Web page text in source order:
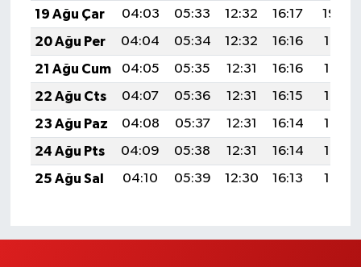
19 Ağu Çar
04:03 05:33 12:32 16:17
19:20
20 Ağu Per
04:04 05:34 12:32 16:16
19:19
21 Ağu Cum
04:05 05:35 12:31 16:16
19:18
22 Ağu Cts
04:07 05:36 12:31 16:15
19:16
23 Ağu Paz
04:08 05:37 12:31 16:14
19:15
24 Ağu Pts
04:09 05:38 12:31 16:14
19:13
25 Ağu Sal
04:10 05:39 12:30 16:13 19:12